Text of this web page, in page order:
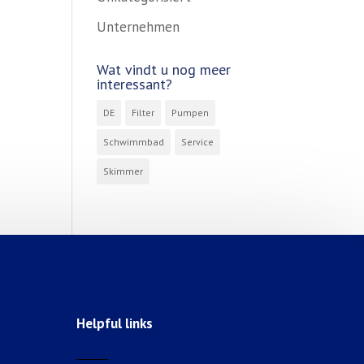
Unternehmen
Wat vindt u nog meer
interessant?
DE Filter Pumpen
Schwimmbad Service
Skimmer
Helpful links